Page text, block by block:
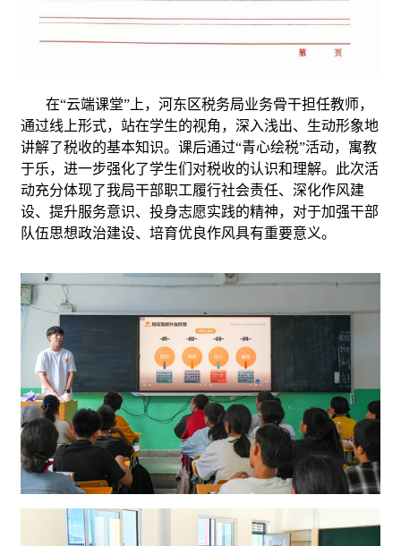
在“云端课堂”上，河东区税务局业务骨干担任教师，
通过线上形式，站在学生的视角，深入浅出、生动形象地
讲解了税收的基本知识。课后通过“青心绘税”活动，寓教
于乐，进一步强化了学生们对税收的认识和理解。此次活
动充分体现了我局干部职工履行社会责任、深化作风建
设、提升服务意识、投身志愿实践的精神，对于加强干部
队伍思想政治建设、培育优良作风具有重要意义。